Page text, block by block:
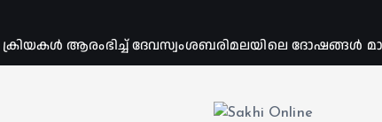
ആരംഭിച്ച് ദേവസ്വംശബരിമലയിലെ ദോഷങ്ങൾ